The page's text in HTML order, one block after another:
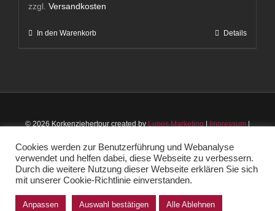
zzgl. Versandkosten
In den Warenkorb Details
© 2026 Korkenziehertour created by Lupos Marketing Impressum
Instagram
Facebook
Cookies werden zur Benutzerführung und Webanalyse
verwendet und helfen dabei, diese Webseite zu verbessern.
Durch die weitere Nutzung dieser Webseite erklären Sie sich
mit unserer Cookie-Richtlinie einverstanden.
Anpassen Auswahl bestätigen Alle Ablehnen